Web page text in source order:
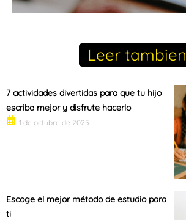
Leer tambien
7 actividades divertidas para que tu hijo
escriba mejor y disfrute hacerlo
1 de octubre de 2025
Escoge el mejor método de estudio para
ti